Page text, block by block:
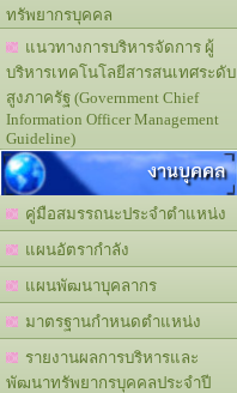
ทรัพยากรบุคคล
แนวทางการบริหารจัดการ ผู้
บริหารเทคโนโลยีสารสนเทศระดับ
สูงภาครัฐ (Government Chief
Information Officer Management
Guideline)
งานบุคคล
คู่มือสมรรถนะประจำตำแหน่ง
แผนอัตรากำลัง
แผนพัฒนาบุคลากร
มาตรฐานกำหนดตำแหน่ง
รายงานผลการบริหารและ
พัฒนาทรัพยากรบุคคลประจำปี